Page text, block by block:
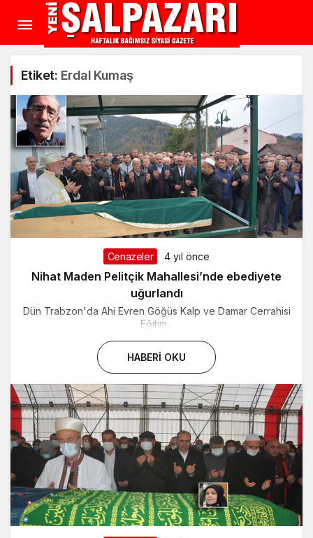
Etiket: Erdal Kumaş
Cenazeler 4 yıl önce
Nihat Maden Pelitçik Mahallesi’nde ebediyete
uğurlandı
Dün Trabzon'da Ahi Evren Göğüs Kalp ve Damar Cerrahisi
Eğitim...
HABERI OKU